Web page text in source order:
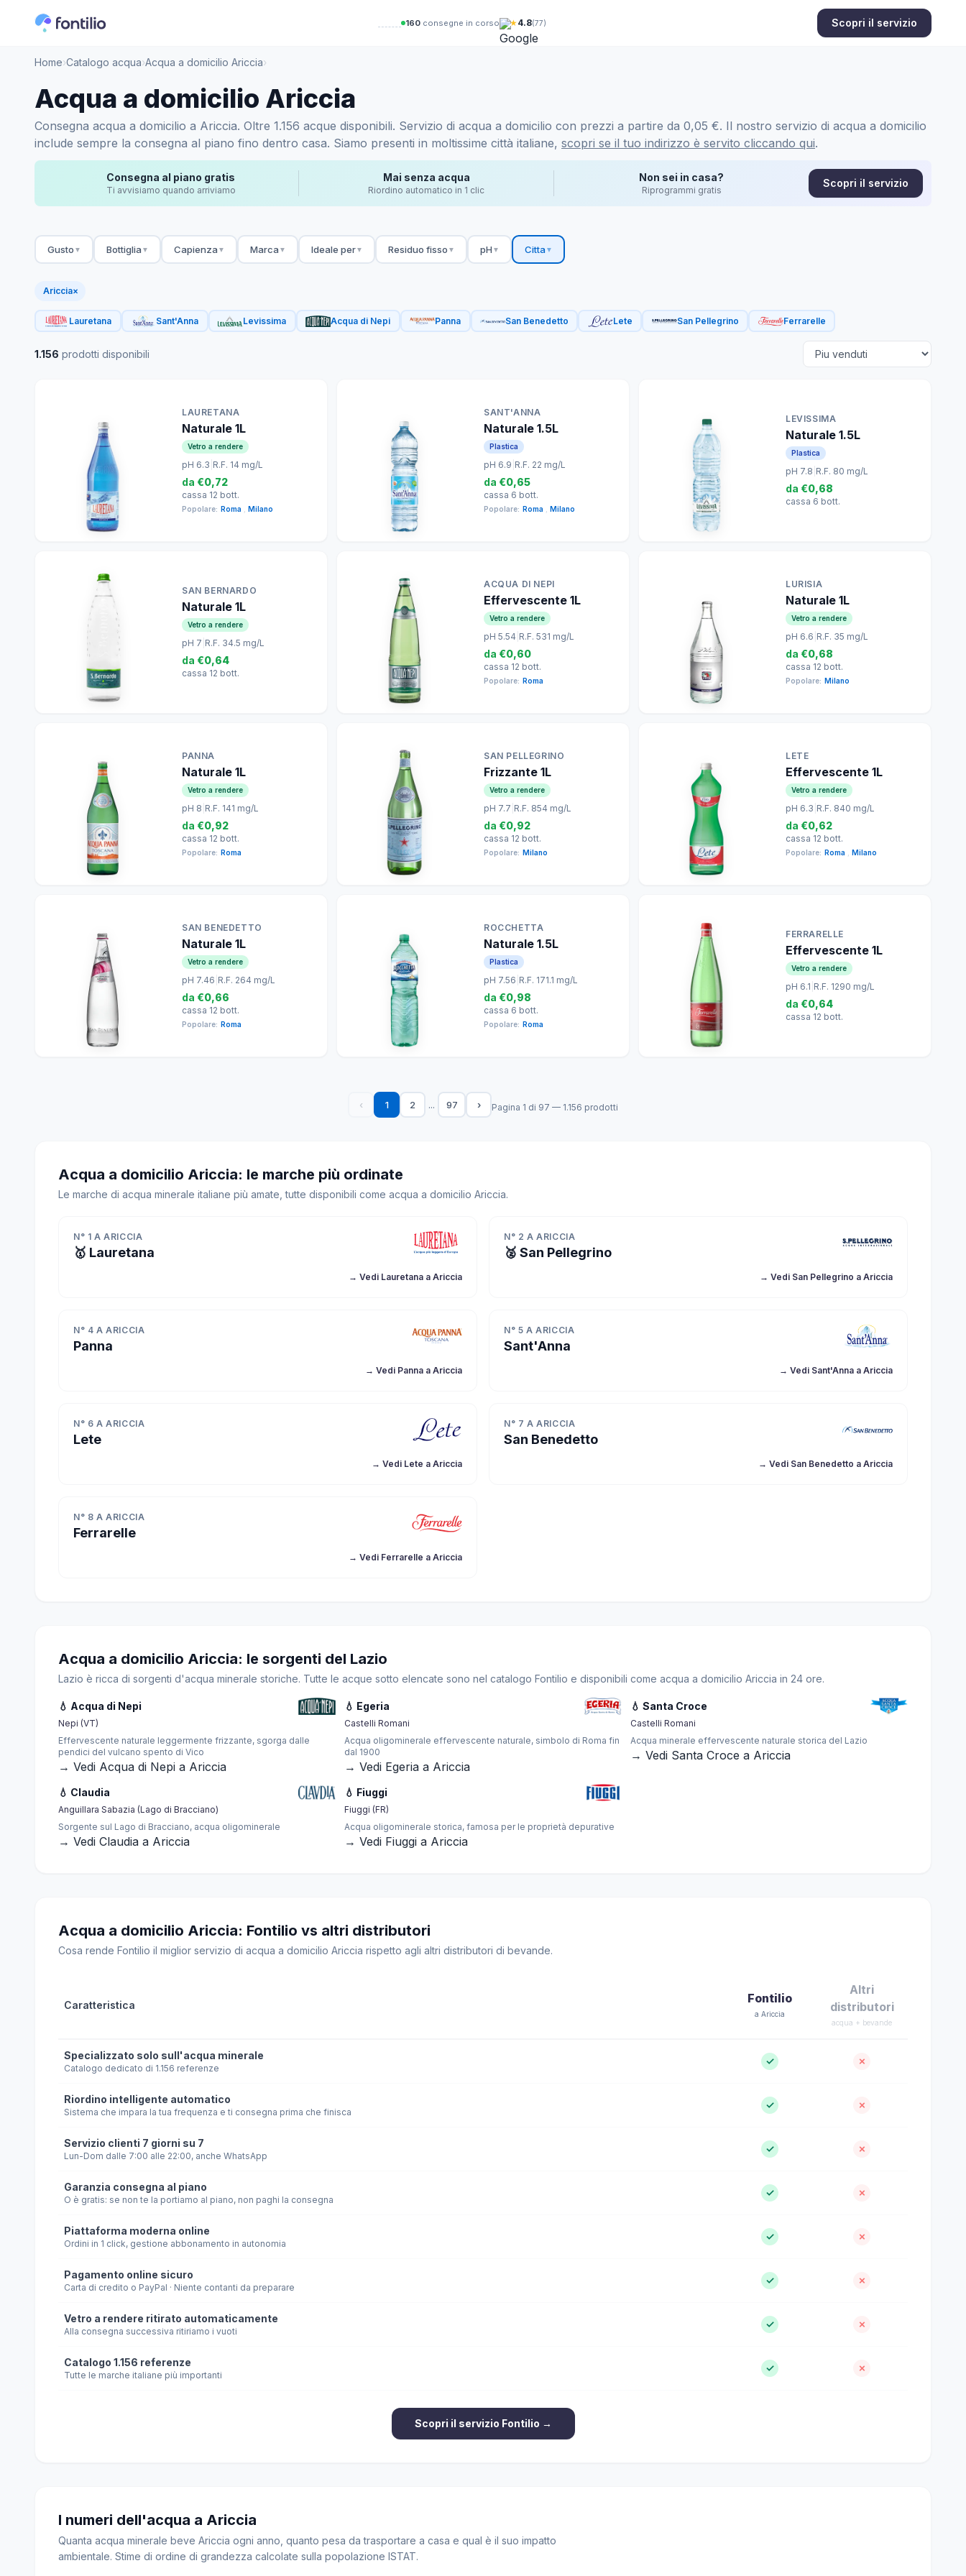
158consegne in corso ★4.8(77) Scopri il servizio
Home›Catalogo acqua›Acqua a domicilio Ariccia›
Acqua a domicilio Ariccia
Consegna acqua a domicilio a Ariccia. Oltre 1.156 acque disponibili. Servizio di acqua a domicilio con prezzi a partire da 0,05 €. Il nostro servizio di acqua a domicilio
include sempre la consegna al piano fino dentro casa. Siamo presenti in moltissime città italiane, scopri se il tuo indirizzo è servito cliccando qui.
Consegna al piano gratis
Ti avvisiamo quando arriviamo
Mai senza acqua
Riordino automatico in 1 clic
Non sei in casa?
Riprogrammi gratis
Scopri il servizio
Gusto ▼ Bottiglia ▼ Capienza ▼ Marca ▼ Ideale per▼ Residuo fisso ▼ pH ▼ Citta▼
Ariccia×
Lauretana Sant'Anna Levissima Acqua di Nepi Panna San Benedetto Lete San Pellegrino Ferrarelle
1.156 prodotti disponibili
LAURETANA
Naturale 1L
Vetro a rendere
pH 6.3 R.F. 14 mg/L
da €0,72
cassa 12 bott.
Popolare: Roma Milano
SANT'ANNA
Naturale 1.5L
Plastica
pH 6.9 R.F. 22 mg/L
da €0,65
cassa 6 bott.
Popolare: Roma Milano
LEVISSIMA
Naturale 1.5L
Plastica
pH 7.8 R.F. 80 mg/L
da €0,68
cassa 6 bott.
SAN BERNARDO
Naturale 1L
Vetro a rendere
pH 7 R.F. 34.5 mg/L
da €0,64
cassa 12 bott.
ACQUA DI NEPI
Effervescente 1L
Vetro a rendere
pH 5.54 R.F. 531 mg/L
da €0,60
cassa 12 bott.
Popolare: Roma
LURISIA
Naturale 1L
Vetro a rendere
pH 6.6 R.F. 35 mg/L
da €0,68
cassa 12 bott.
Popolare: Milano
PANNA
Naturale 1L
Vetro a rendere
pH 8 R.F. 141 mg/L
da €0,92
cassa 12 bott.
Popolare: Roma
SAN PELLEGRINO
Frizzante 1L
Vetro a rendere
pH 7.7 R.F. 854 mg/L
da €0,92
cassa 12 bott.
Popolare: Milano
LETE
Effervescente 1L
Vetro a rendere
pH 6.3 R.F. 840 mg/L
da €0,62
cassa 12 bott.
Popolare: Roma Milano
SAN BENEDETTO
Naturale 1L
Vetro a rendere
pH 7.46 R.F. 264 mg/L
da €0,66
cassa 12 bott.
Popolare: Roma
ROCCHETTA
Naturale 1.5L
Plastica
pH 7.56 R.F. 171.1 mg/L
da €0,98
cassa 6 bott.
Popolare: Roma
FERRARELLE
Effervescente 1L
Vetro a rendere
pH 6.1 R.F. 1290 mg/L
da €0,64
cassa 12 bott.
‹ 1 2 ... 97 › Pagina 1 di 97 — 1.156 prodotti
Acqua a domicilio Ariccia: le marche più ordinate
Le marche di acqua minerale italiane più amate, tutte disponibili come acqua a domicilio Ariccia.
N° 1 A ARICCIA
🥇 Lauretana
→ Vedi Lauretana a Ariccia
N° 2 A ARICCIA
🥈 San Pellegrino
→ Vedi San Pellegrino a Ariccia
N° 4 A ARICCIA
Panna
→ Vedi Panna a Ariccia
N° 5 A ARICCIA
Sant'Anna
→ Vedi Sant'Anna a Ariccia
N° 6 A ARICCIA
Lete
→ Vedi Lete a Ariccia
N° 7 A ARICCIA
San Benedetto
→ Vedi San Benedetto a Ariccia
N° 8 A ARICCIA
Ferrarelle
→ Vedi Ferrarelle a Ariccia
Acqua a domicilio Ariccia: le sorgenti del Lazio
Lazio è ricca di sorgenti d'acqua minerale storiche. Tutte le acque sotto elencate sono nel catalogo Fontilio e disponibili come acqua a domicilio Ariccia in 24 ore.
💧 Acqua di Nepi
Nepi (VT)
Effervescente naturale leggermente frizzante, sgorga dalle
pendici del vulcano spento di Vico
→ Vedi Acqua di Nepi a Ariccia
💧 Egeria
Castelli Romani
Acqua oligominerale effervescente naturale, simbolo di Roma fin
dal 1900
→ Vedi Egeria a Ariccia
💧 Santa Croce
Castelli Romani
Acqua minerale effervescente naturale storica del Lazio
→ Vedi Santa Croce a Ariccia
💧 Claudia
Anguillara Sabazia (Lago di Bracciano)
Sorgente sul Lago di Bracciano, acqua oligominerale
→ Vedi Claudia a Ariccia
💧 Fiuggi
Fiuggi (FR)
Acqua oligominerale storica, famosa per le proprietà depurative
→ Vedi Fiuggi a Ariccia
Acqua a domicilio Ariccia: Fontilio vs altri distributori
Cosa rende Fontilio il miglior servizio di acqua a domicilio Ariccia rispetto agli altri distributori di bevande.
Caratteristica Fontilio
a Ariccia
Altri
distributori
acqua + bevande
Specializzato solo sull'acqua minerale
Catalogo dedicato di 1.156 referenze
✓ ✗
Riordino intelligente automatico
Sistema che impara la tua frequenza e ti consegna prima che finisca
✓ ✗
Servizio clienti 7 giorni su 7
Lun-Dom dalle 7:00 alle 22:00, anche WhatsApp
✓ ✗
Garanzia consegna al piano
O è gratis: se non te la portiamo al piano, non paghi la consegna
✓ ✗
Piattaforma moderna online
Ordini in 1 click, gestione abbonamento in autonomia
✓ ✗
Pagamento online sicuro
Carta di credito o PayPal · Niente contanti da preparare
✓ ✗
Vetro a rendere ritirato automaticamente
Alla consegna successiva ritiriamo i vuoti
✓ ✗
Catalogo 1.156 referenze
Tutte le marche italiane più importanti
✓ ✗
Scopri il servizio Fontilio →
I numeri dell'acqua a Ariccia
Quanta acqua minerale beve Ariccia ogni anno, quanto pesa da trasportare a casa e qual è il suo impatto
ambientale. Stime di ordine di grandezza calcolate sulla popolazione ISTAT.